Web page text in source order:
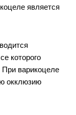
является
которого
При варикоцеле
окклюзию